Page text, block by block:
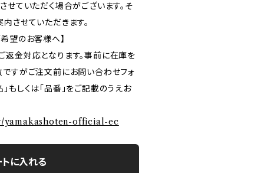
せていただく場合がございます。そ
させていただきます。
望のお客様へ】
返金対応となります。事前に在庫を
ですがご注文前にお問い合わせフォ
もしくは「品番」をご記載のうえお
yamakashoten-official-ec
に入れる